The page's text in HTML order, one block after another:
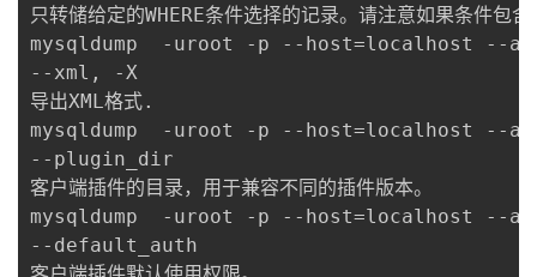
只转储给定的WHERE条件选择的记录。请注意如果条件包
mysqldump  -uroot -p --host=localhost --
--xml, -X
导出XML格式.
mysqldump  -uroot -p --host=localhost --
--plugin_dir
客户端插件的目录，用于兼容不同的插件版本。
mysqldump  -uroot -p --host=localhost
--default_auth